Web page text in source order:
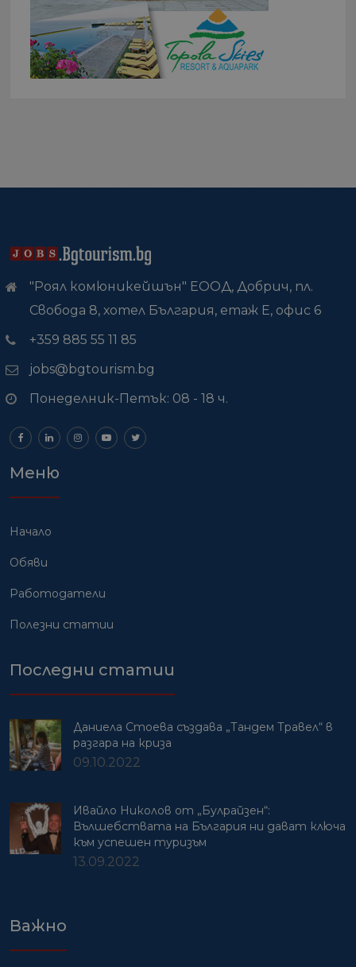
"Роял комюникейшън" ЕООД, Добрич, пл.
Свобода 8, хотел България, етаж Е, офис 6
+359 885 55 11 85
jobs@bgtourism.bg
Понеделник-Петък: 08 - 18 ч.
Меню
Начало
Обяви
Работодатели
Полезни статии
Последни статии
Даниела Стоева създава „Тандем Травел“ в
разгара на криза
09.10.2022
Ивайло Николов от „Булрайзен“:
Вълшебствата на България ни дават ключа
към успешен туризъм
13.09.2022
Важно